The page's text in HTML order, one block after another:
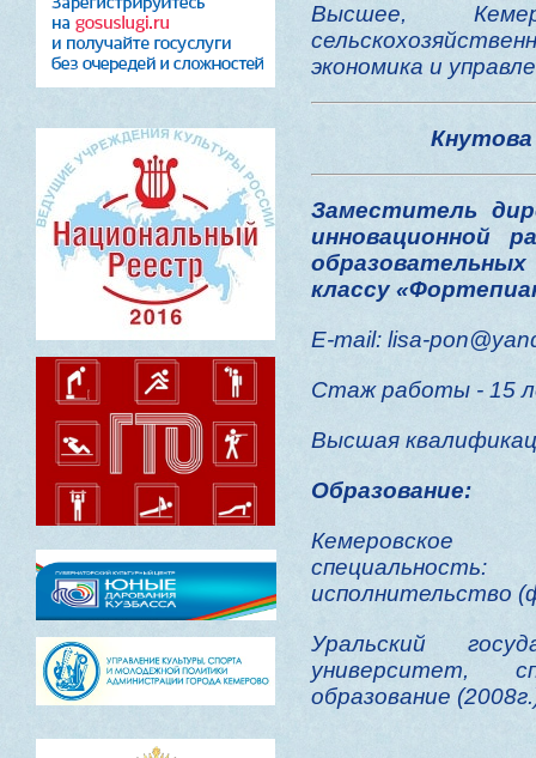
Высшее,
экономика и
Заместитель
инновационной
классу
E-mail: lisa-
Стаж работы - 15
Высшая
Образование:
Кемеровское
исполнительство
Уральский
университет,
образование